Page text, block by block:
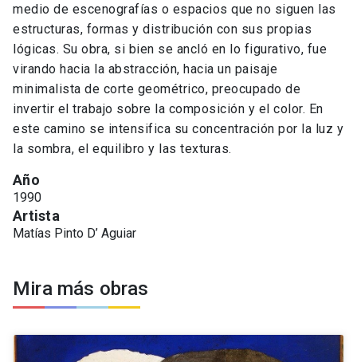
medio de escenografías o espacios que no siguen las
estructuras, formas y distribución con sus propias
lógicas. Su obra, si bien se ancló en lo figurativo, fue
virando hacia la abstracción, hacia un paisaje
minimalista de corte geométrico, preocupado de
invertir el trabajo sobre la composición y el color. En
este camino se intensifica su concentración por la luz y
la sombra, el equilibro y las texturas.
Año
1990
Artista
Matías Pinto D’ Aguiar
Mira más obras